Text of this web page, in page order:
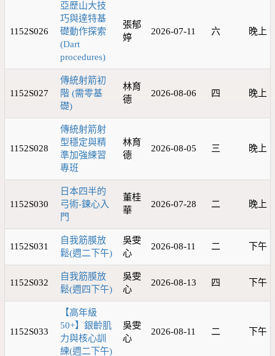
1152S026
亞歷山大技
巧與達特基
礎動作探索
(Dart
procedures)
張郁
婷
2026-07-11 六 晚上
1152S027
傳統射箭初
階 (需零基
礎)
林育
德
2026-08-06 四 晚上
1152S028
傳統射箭射
型穩定與精
準加強練習
專班
林育
德
2026-08-05 三 晚上
1152S030
日本四半的
弓術-鍊心入
門
董桂
華
2026-07-28 二 晚上
1152S031
自我筋膜放
鬆(週二下午)
吳雯
心
2026-08-11 二 下午
1152S032
自我筋膜放
鬆(週四下午)
吳雯
心
2026-08-13 四 下午
1152S033
【高年級
50+】銀齡肌
力與核心訓
練(週二下午)
吳雯
心
2026-08-11 二 下午